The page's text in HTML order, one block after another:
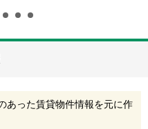
あった賃貸物件情報を元に作